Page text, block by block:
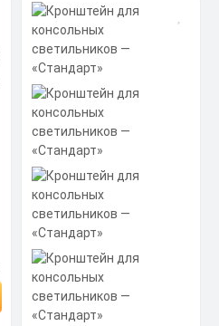
Цена по запросу
минутСкачать